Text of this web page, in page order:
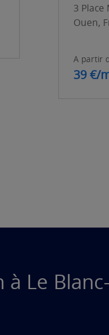
3 Place
Ouen,
A partir
39 €/
Le